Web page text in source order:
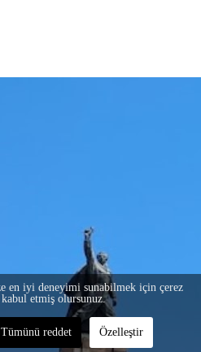
en iyi deneyimi sunabilmek için çerez
kabul etmiş olursunuz.
Tümünü reddet Özelleştir